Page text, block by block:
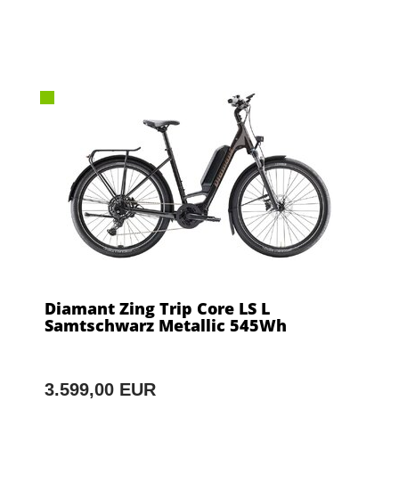
Diamant Zing Trip Core LS L
Samtschwarz Metallic 545Wh
3.599,00 EUR